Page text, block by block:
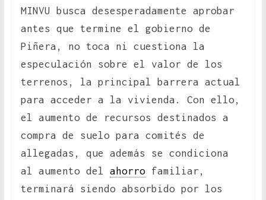
MINVU busca desesperadamente aprobar
antes que termine el gobierno de
Piñera, no toca ni cuestiona la
especulación sobre el valor de los
terrenos, la principal barrera actual
para acceder a la vivienda. Con ello,
el aumento de recursos destinados a
compra de suelo para comités de
allegadas, que además se condiciona
al aumento del ahorrofamiliar,
terminará siendo absorbido por los